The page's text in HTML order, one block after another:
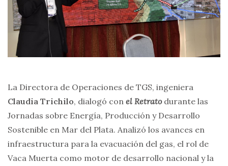
La Directora de Operaciones de TGS, ingeniera
Claudia Trichilo, dialogó con el Retrato durante las
Jornadas sobre Energía, Producción y Desarrollo
Sostenible en Mar del Plata. Analizó los avances en
infraestructura para la evacuación del gas, el rol de
Vaca Muerta como motor de desarrollo nacional y la